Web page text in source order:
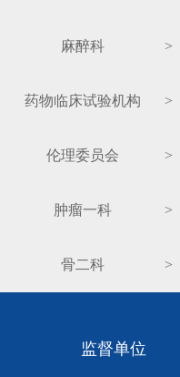
麻醉科 >
药物临床试验机构 >
伦理委员会 >
肿瘤一科 >
骨二科 >
监督单位